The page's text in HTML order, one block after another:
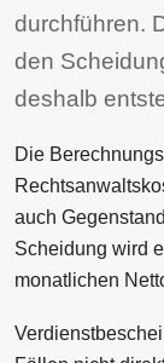
durchführen.
den
deshalb
Die
auch
Scheidung wird
monatlichen